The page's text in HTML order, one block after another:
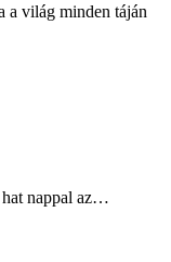
a világ minden táján
hat nappal az…